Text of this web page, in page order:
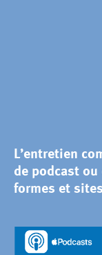
L’entretien
de podcast
formes et